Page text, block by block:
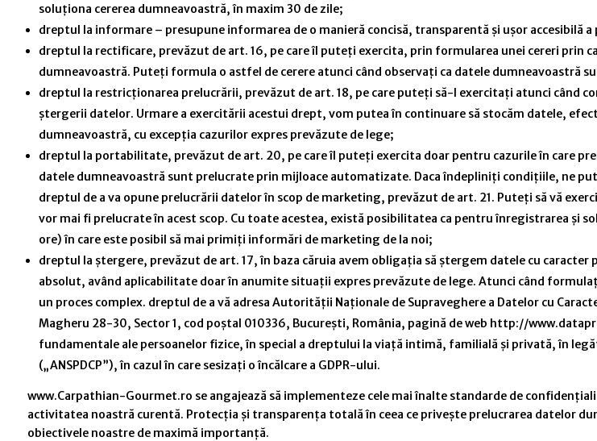
soluționa cererea dumneavoastră, în maxim 30 de zile;
dreptul la informare – presupune informarea de o manieră concisă, transparentă și ușor accesibilă
dreptul la rectificare, prevăzut de art. 16, pe care îl puteți exercita, prin formularea unei cereri prin
dumneavoastră. Puteți formula o astfel de cerere atunci când observați ca datele dumneavoastră
dreptul la restricționarea prelucrării, prevăzut de art. 18, pe care puteți să-l exercitați atunci când
ștergerii datelor. Urmare a exercitării acestui drept, vom putea în continuare să stocăm datele,
dumneavoastră, cu excepția cazurilor expres prevăzute de lege;
dreptul la portabilitate, prevăzut de art. 20, pe care îl puteți exercita doar pentru cazurile în care
datele dumneavoastră sunt prelucrate prin mijloace automatizate. Daca îndepliniți condițiile, ne
dreptul de a va opune prelucrării datelor în scop de marketing, prevăzut de art. 21. Puteți să vă
vor mai fi prelucrate în acest scop. Cu toate acestea, există posibilitatea ca pentru înregistrarea și
ore) în care este posibil să mai primiți informări de marketing de la noi;
dreptul la ștergere, prevăzut de art. 17, în baza căruia avem obligația să ștergem datele cu
absolut, având aplicabilitate doar în anumite situații expres prevăzute de lege. Atunci când
un proces complex. dreptul de a vă adresa Autorității Naționale de Supraveghere a Datelor cu
Magheru 28-30, Sector 1, cod poștal 010336, București, România, pagină de web http://
fundamentale ale persoanelor fizice, în special a dreptului la viaţă intimă, familială şi privată, în
(„ANSPDCP”), în cazul în care sesizați o încălcare a GDPR-ului.
www.Carpathian-Gourmet.ro se angajează să implementeze cele mai înalte standarde de
activitatea noastră curentă. Protecția și transparența totală în ceea ce privește prelucrarea datelor
obiectivele noastre de maximă importanță.